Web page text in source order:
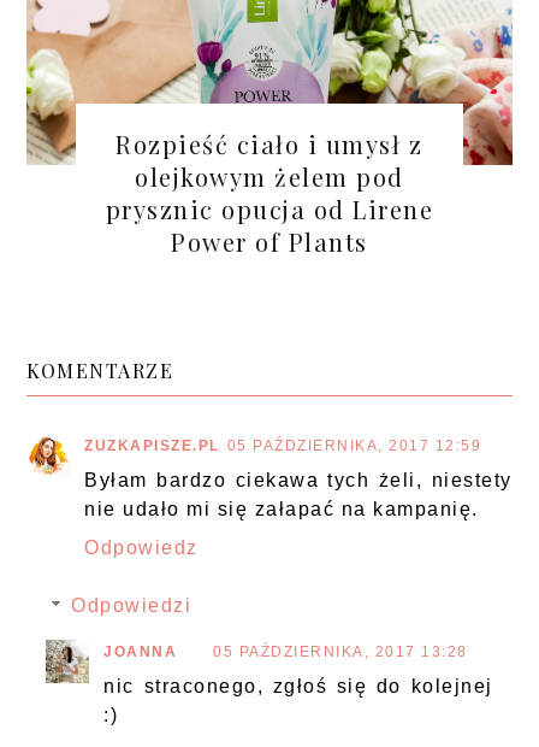
Rozpieść ciało i umysł z
olejkowym żelem pod
prysznic opucja od Lirene
Power of Plants
KOMENTARZE
ZUZKAPISZE.PL 05 PAŹDZIERNIKA, 2017 12:59
Byłam bardzo ciekawa tych żeli, niestety
nie udało mi się załapać na kampanię.
Odpowiedz
Odpowiedzi
JOANNA 05 PAŹDZIERNIKA, 2017 13:28
nic straconego, zgłoś się do kolejnej
:)